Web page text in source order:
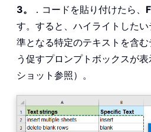
If xRg.Areas
        MsgBox
LInput
End
If
If xRg . Columns
        MsgBox
GoTo
End If
For
I =
3。 ．コードを貼り付けたら、
す。すると、ハイライトした
準となる特定のテキストを含
う促すプロンプトボックスが
ショット参照）。